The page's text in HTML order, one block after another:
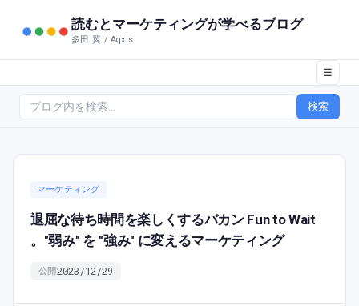
読むとマーケティングが学べるブログ
多田 翼 / Aqxis
☰
検索
マーケティング
退屈な待ち時間を楽しくするバカン Fun to Wait
。"弱み" を "強み" に変えるマーケティング
公開2023/12/29